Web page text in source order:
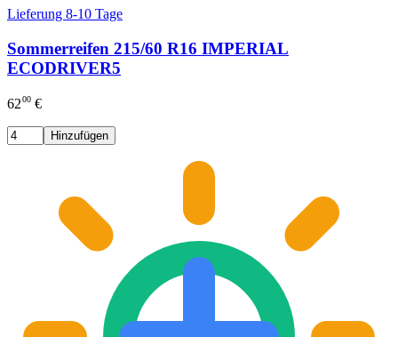
Lieferung 8-10 Tage
Sommerreifen 215/60 R16 IMPERIAL
ECODRIVER5
6200 €
Hinzufügen